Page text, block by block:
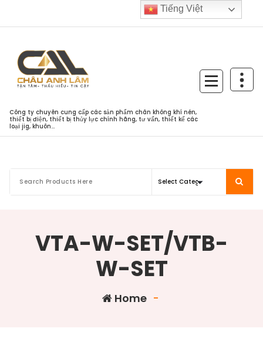
Công ty chuyên cung cấp các sản phẩm chân không khí nén,
thiết bị điện, thiết bị thủy lực chính hãng, tư vấn, thiết kế các
loại jig, khuôn...
VTA-W-SET/VTB-
W-SET
Home -
Tiếng Việt